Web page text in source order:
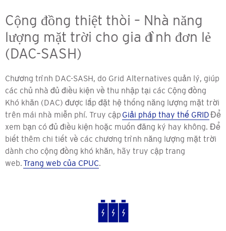
Cộng đồng thiệt thòi – Nhà năng
lượng mặt trời cho gia đình đơn lẻ
(DAC-SASH)
Chương trình DAC-SASH, do Grid Alternatives quản lý, giúp
các chủ nhà đủ điều kiện về thu nhập tại các Cộng đồng
Khó khăn (DAC) được lắp đặt hệ thống năng lượng mặt trời
trên mái nhà miễn phí. Truy cập Giải pháp thay thế GRIDĐể
xem bạn có đủ điều kiện hoặc muốn đăng ký hay không. Để
biết thêm chi tiết về các chương trình năng lượng mặt trời
dành cho cộng đồng khó khăn, hãy truy cập trang
web.Trang web của CPUC.